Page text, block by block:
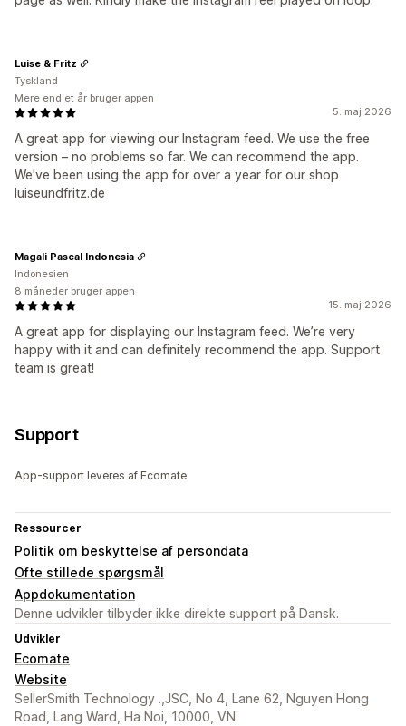
5. maj 2026
A great app for viewing our Instagram feed. We use the free
version – no problems so far. We can recommend the app.
We've been using the app for over a year for our shop
luiseundfritz.de
Luise & Fritz
Tyskland
Mere end et år bruger appen
15. maj 2026
A great app for displaying our Instagram feed. We’re very
happy with it and can definitely recommend the app. Support
team is great!
Magali Pascal Indonesia
Indonesien
8 måneder bruger appen
Support
App-support leveres af Ecomate.
Ressourcer
Politik om beskyttelse af persondata
Ofte stillede spørgsmål
Appdokumentation
Denne udvikler tilbyder ikke direkte support på Dansk.
Udvikler
Ecomate
Website
SellerSmith Technology .,JSC, No 4, Lane 62, Nguyen Hong
Road, Lang Ward, Ha Noi, 10000, VN